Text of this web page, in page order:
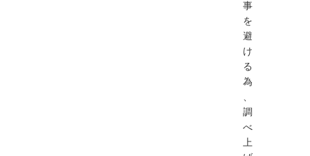
事
を
避
け
る
為
、
調
べ
上